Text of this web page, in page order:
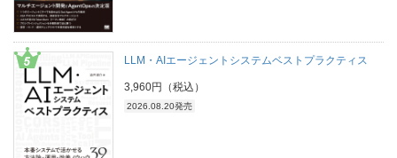
LLM・AIエージェントシステムベストプラクティス
3,960円（税込）
2026.08.20発売